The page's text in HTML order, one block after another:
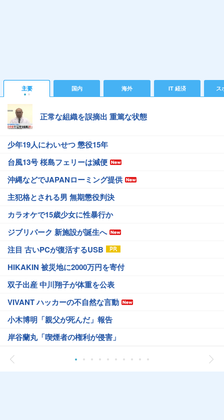
主要 国内 海外 IT 経済 ス
正常な組織を誤摘出 重篤な状態
少年19人にわいせつ 懲役15年
台風13号 桜島フェリーは減便
沖縄などでJAPANローミング提供
主犯格とされる男 無期懲役判決
カラオケで15歳少女に性暴行か
ジブリパーク 新施設が誕生へ
注目 古いPCが復活するUSB
HIKAKIN 被災地に2000万円を寄付
双子出産 中川翔子が体重を公表
VIVANT ハッカーの不自然な言動
小木博明「親父が死んだ」報告
岸谷蘭丸「喫煙者の権利が侵害」